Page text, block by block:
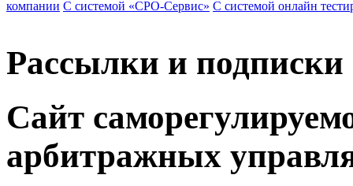
компании С системой «СРО-Сервис» С системой онлайн
Рассылки и подписки
Cайт
арбитражных